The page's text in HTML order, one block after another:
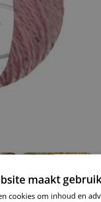
maakt
cookies om inhoud en